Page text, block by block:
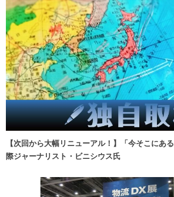
【次回から大幅リニューアル！】「今そこに
際ジャーナリスト・ビニシウス氏